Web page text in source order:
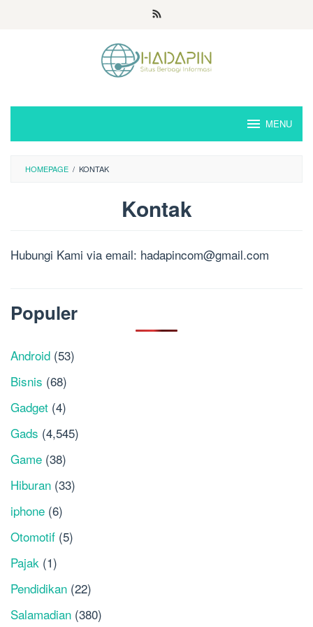
MENU
HOMEPAGE / KONTAK
Kontak
Hoshino
Diposting
Hubungi Kami via email: hadapincom@gmail.com
Populer
Android (53)
Bisnis (68)
Gadget (4)
Gads (4,545)
Game (38)
Hiburan (33)
iphone (6)
Otomotif (5)
Pajak (1)
Pendidikan (22)
Salamadian (380)